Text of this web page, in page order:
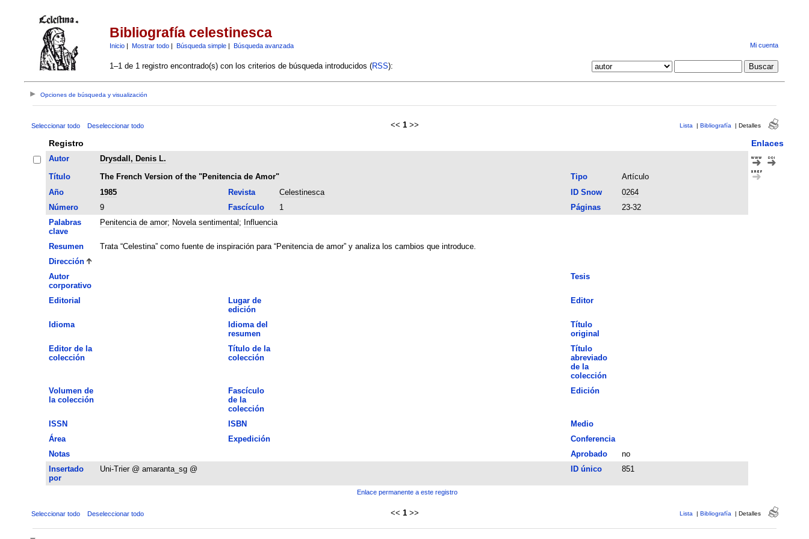
Bibliografía celestinesca
Inicio| Mostrar todo| Búsqueda simple| Búsqueda avanzada Mi cuenta
1–1 de 1 registro encontrado(s) con los criterios de búsqueda introducidos (RSS):
Opciones de búsqueda y visualización
Seleccionar todo Deseleccionar todo << 1 >> Lista | Bibliografía | Detalles
Registro Enlaces
Autor
Drysdall, Denis L.
Título
The French Version of the "Penitencia de Amor" Tipo
Artículo
Año
1985 Revista Celestinesca ID Snow
0264
Número
9 Fascículo 1 Páginas
23-32
Palabras
clave
Penitencia de amor; Novela sentimental ; Influencia
Resumen
Trata “Celestina” como fuente de inspiración para “Penitencia de amor” y analiza los cambios que introduce.
Dirección
Autor
corporativo
Tesis
Editorial
Lugar de
edición
Editor
Idioma
Idioma del
resumen
Título
original
Editor de la
colección
Título de la
colección
Título
abreviado
de la
colección
Volumen de
la colección
Fascículo
de la
colección
Edición
ISSN ISBN
Medio
Área
Expedición
Conferencia
Notas
Aprobado
no
Insertado
por
Uni-Trier @ amaranta_sg @ ID único 851
Enlace permanente a este registro
Seleccionar todo Deseleccionar todo << 1 >> Lista | Bibliografía | Detalles